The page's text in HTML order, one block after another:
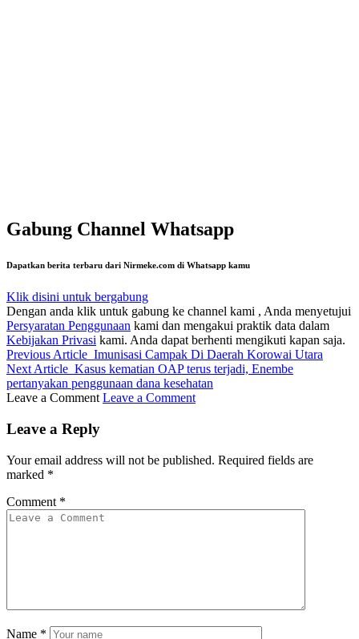
Gabung Channel Whatsapp
Dapatkan berita terbaru dari Nirmeke.com di Whatsapp kamu
Klik disini untuk bergabung
Dengan anda klik untuk gabung ke channel kami , Anda menyetujui
Persyaratan Penggunaan kami dan mengakui praktik data dalam
Kebijakan Privasi kami. Anda dapat berhenti mengikuti kapan saja.
Previous Article Imunisasi Campak Di Daerah Korowai Utara
Next Article Kasus kematian OAP terus terjadi, Enembe
pertanyakan penggunaan dana kesehatan
Leave a Comment Leave a Comment
Leave a Reply
Your email address will not be published. Required fields are
marked *
Comment *
Name *